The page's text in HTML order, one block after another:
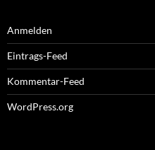
Anmelden
Eintrags-Feed
Kommentar-Feed
WordPress.org